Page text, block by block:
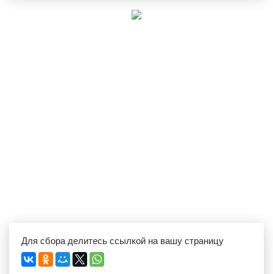
Для сбора делитесь ссылкой на вашу страницу